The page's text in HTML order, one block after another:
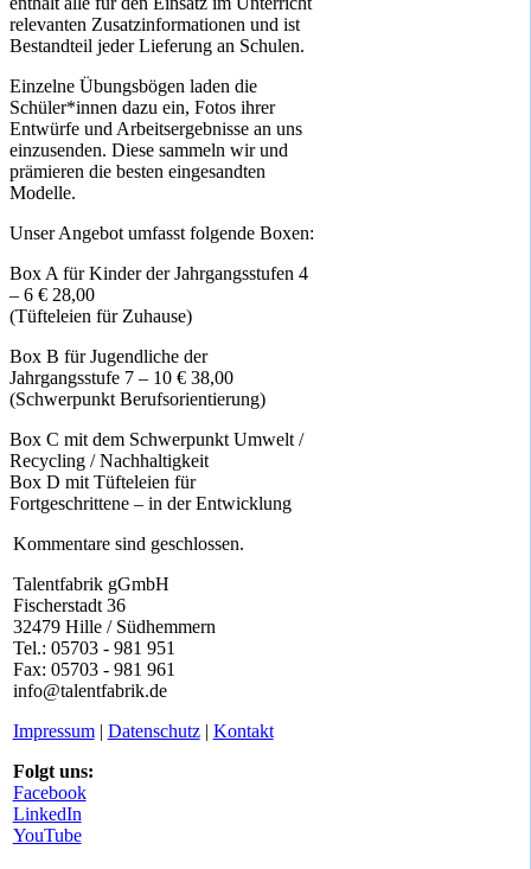
relevanten Zusatzinformationen und ist
Bestandteil jeder Lieferung an Schulen.
Einzelne Übungsbögen laden die
Schüler*innen dazu ein, Fotos ihrer
Entwürfe und Arbeitsergebnisse an uns
einzusenden. Diese sammeln wir und
prämieren die besten eingesandten
Modelle.
Unser Angebot umfasst folgende Boxen:
Box A für Kinder der Jahrgangsstufen 4
– 6 € 28,00
(Tüfteleien für Zuhause)
Box B für Jugendliche der
Jahrgangsstufe 7 – 10 € 38,00
(Schwerpunkt Berufsorientierung)
Box C mit dem Schwerpunkt Umwelt /
Recycling / Nachhaltigkeit
Box D mit Tüfteleien für
Fortgeschrittene – in der Entwicklung
Kommentare sind geschlossen.
Talentfabrik gGmbH
Fischerstadt 36
32479 Hille / Südhemmern
Tel.: 05703 - 981 951
Fax: 05703 - 981 961
info@talentfabrik.de
Impressum| Datenschutz| Kontakt
Folgt uns:
Facebook
LinkedIn
YouTube